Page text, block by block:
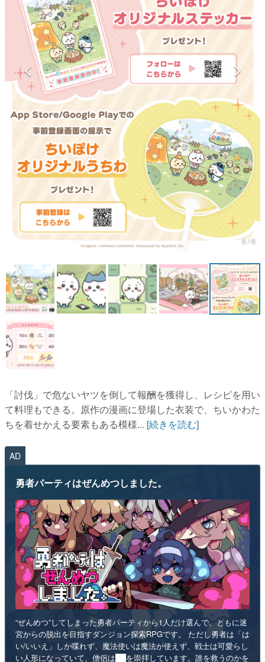
特集記事
マンガ
女性向け
アプリレビュー
その他
電ファミニコゲーマーとは？
運営：株式会社マレ
5 / 6
「討伐」で危ないヤツを倒して報酬を獲得し、レシピを用い
て料理もできる。原作の漫画に登場した衣装で、ちいかわた
ちを着せかえる要素もある模様... [続きを読む]
AD
勇者パーティはぜんめつしました。
“ぜんめつ”してしまった勇者パーティから1人だけ選んで、ともに迷
宮からの脱出を目指すダンジョン探索RPGです。 ただし勇者は「は
い/いいえ」しか喋れず、魔法使いは魔法が使えず、戦士は可愛らし
い人形になっていて、僧侶は██を崇拝しています。誰を救うのかを